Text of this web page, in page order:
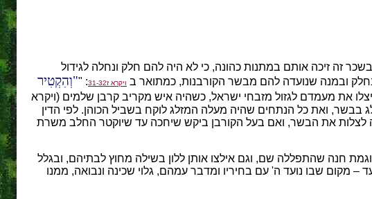
זה זיכה אותם במתנות כהונה, כי לא היה להם חלק ונחלה לגידול
ובמנה שנועדה להם מבשר הקורבנות, כמתואר ב ויקרא ז31-32 : " וְהִקְטִיר
את מעמדם לגזול מזבחי ישראל, כשהיה איש מקריב קרבן שלמים (ויקרא
בבשר, ואת כל הנתחים שהיה מעלה המזלג לוקח בשביל הכוהן. לפי הדין
את הבשר, ואם בעל הקורבן ביקש שיחכה עד שיוקטר החלב משרת
חנה שהתפללה שם, וגם אילצו אותן ללון בשילה מחוץ לבתיהם, ובגלל
– מקום שבו נועד ה' עם בחיריו ומדבר עמהם, גלוי שכינה ונבואה, ממנו